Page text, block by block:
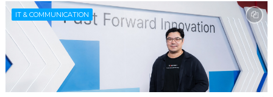
IT & COMMUNICATION